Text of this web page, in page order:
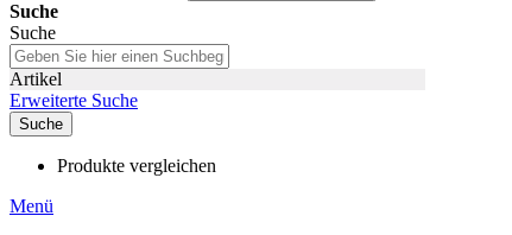
Suche
Suche
Artikel
Erweiterte Suche
Suche
Produkte vergleichen
Menü